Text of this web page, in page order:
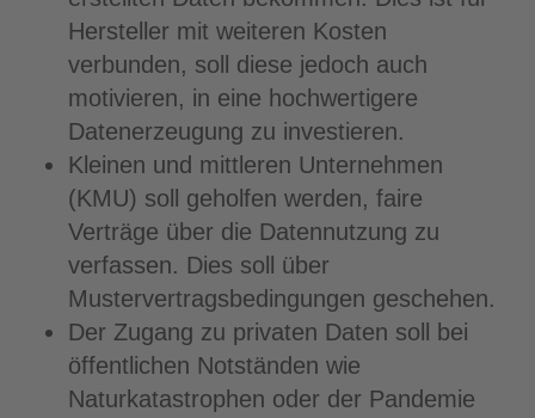
Hersteller mit weiteren Kosten
verbunden, soll diese jedoch auch
motivieren, in eine hochwertigere
Datenerzeugung zu investieren.
Kleinen und mittleren Unternehmen
(KMU) soll geholfen werden, faire
Verträge über die Datennutzung zu
verfassen. Dies soll über
Mustervertragsbedingungen geschehen.
Der Zugang zu privaten Daten soll bei
öffentlichen Notständen wie
Naturkatastrophen oder der Pandemie